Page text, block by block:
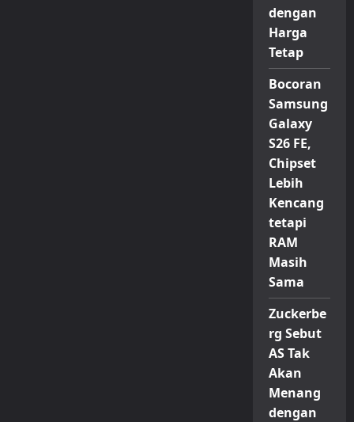
dengan
Harga
Tetap
Bocoran
Samsung
Galaxy
S26 FE,
Chipset
Lebih
Kencang
tetapi
RAM
Masih
Sama
Zuckerbe
rg Sebut
AS Tak
Akan
Menang
dengan